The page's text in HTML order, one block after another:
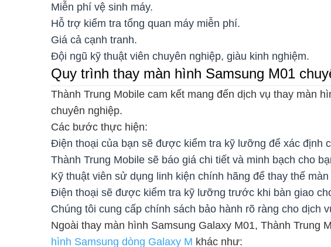
Miễn phí vệ sinh máy.
Hỗ trợ kiểm tra tổng quan máy miễn phí.
Giá cả cạnh tranh.
Đội ngũ kỹ thuật viên chuyên nghiệp, giàu kinh nghiệm.
Quy trình thay màn hình Samsung M01
Thành Trung Mobile cam kết mang đến dịch vụ thay màn
chuyên nghiệp.
Các bước thực hiện:
Điện thoại của bạn sẽ được kiểm tra kỹ lưỡng để xác định
Thành Trung Mobile sẽ báo giá chi tiết và minh bạch cho
Kỹ thuật viên sử dụng linh kiện chính hãng để thay thế
Điện thoại sẽ được kiểm tra kỹ lưỡng trước khi bàn giao
Chúng tôi cung cấp chính sách bảo hành rõ ràng cho dịch
Ngoài thay màn hình Samsung Galaxy M01, Thành Trung
hình Samsung dòng Galaxy M khác như: